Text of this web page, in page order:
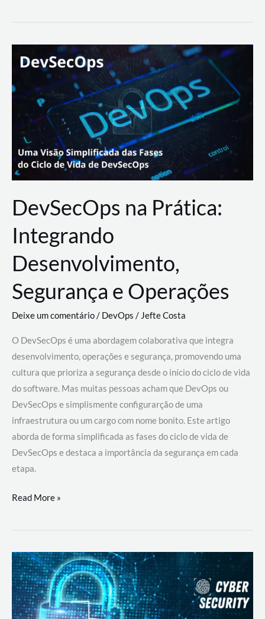
palyer
Lance
Rural
DevSecOps na Prática:
Integrando
Desenvolvimento,
Segurança e Operações
Deixe um comentário/ DevOps /Jefte Costa
O DevSecOps é uma abordagem colaborativa que integra
desenvolvimento, operações e segurança, promovendo uma
cultura que prioriza a segurança desde o início do ciclo de vida
do software. Mas muitas pessoas acham que DevOps ou
DevSecOps e simplismente configurarção de uma
infraestrutura ou um cargo com nome bonito. Este artigo
aborda de forma simplificada as fases do ciclo de vida de
DevSecOps e destaca a importância da segurança em cada
etapa.
DevSecOps
Prática:
Desenvolvimento,
Segurança
e
Operações
Read More »